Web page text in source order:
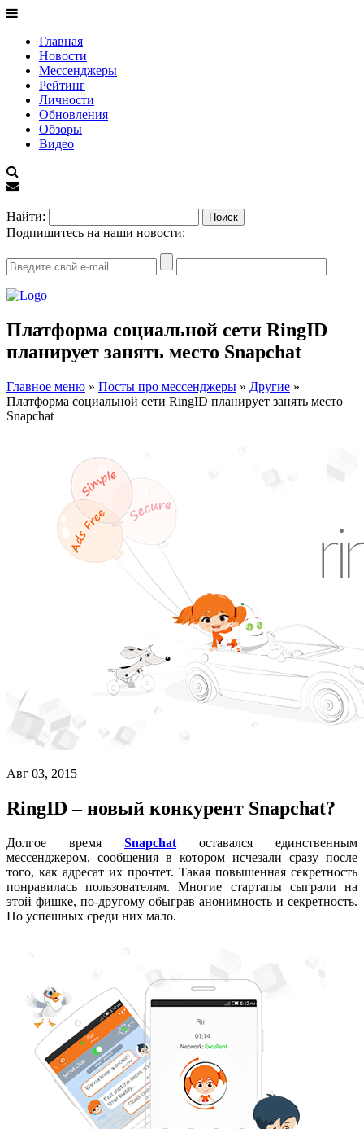
Главная
Новости
Мессенджеры
Рейтинг
Личности
Обновления
Обзоры
Видео
Найти:
Подпишитесь на наши новости:
Платформа социальной сети RingID
планирует занять место Snapchat
Главное меню » Посты про мессенджеры » Другие »
Платформа социальной сети RingID планирует занять место
Snapchat
Авг 03, 2015
RingID – новый конкурент Snapchat?
Долгое время Snapchat
оставался единственным
мессенджером, сообщения в котором исчезали сразу после
того, как адресат их прочтет. Такая повышенная секретность
понравилась пользователям. Многие стартапы сыграли на
этой фишке, по-другому обыграв анонимность и секретность.
Но успешных среди них мало.